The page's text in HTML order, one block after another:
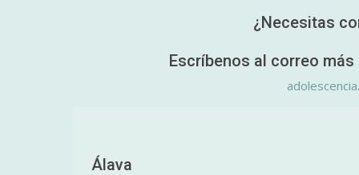
¿Necesitas
Escríbenos al correo
Álava